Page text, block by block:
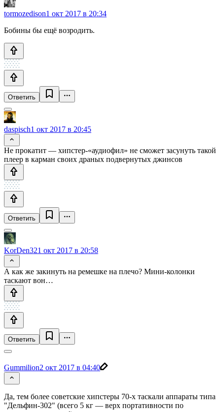
tormozedison1 окт 2017 в 20:34
Бобины бы ещё возродить.
Ответить
daspisch1 окт 2017 в 20:45
Не прокатит — хипстер-«аудиофил» не сможет засунуть такой
плеер в карман своих драных подвернутых джинсов
Ответить
KorDen321 окт 2017 в 20:58
А как же закинуть на ремешке на плечо? Мини-колонки
таскают вон…
Ответить
Gummilion2 окт 2017 в 04:40
Да, тем более советские хипстеры 70-х таскали аппараты типа
"Дельфин-302" (всего 5 кг — верх портативности по